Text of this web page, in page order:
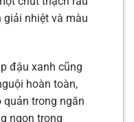
nhiệt và màu
đậu xanh cũng
hoàn toàn,
quản trong ngăn
ngon trong